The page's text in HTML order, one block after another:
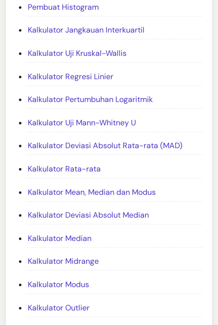
Pembuat Histogram
Kalkulator Jangkauan Interkuartil
Kalkulator Uji Kruskal-Wallis
Kalkulator Regresi Linier
Kalkulator Pertumbuhan Logaritmik
Kalkulator Uji Mann-Whitney U
Kalkulator Deviasi Absolut Rata-rata (MAD)
Kalkulator Rata-rata
Kalkulator Mean, Median dan Modus
Kalkulator Deviasi Absolut Median
Kalkulator Median
Kalkulator Midrange
Kalkulator Modus
Kalkulator Outlier